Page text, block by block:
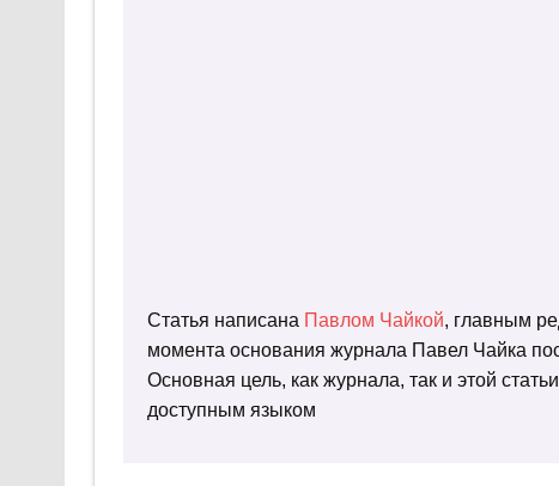
Статья написана Павлом Чайкой, главным
момента основания журнала Павел Чайка
Основная цель, как журнала, так и этой
доступным языком